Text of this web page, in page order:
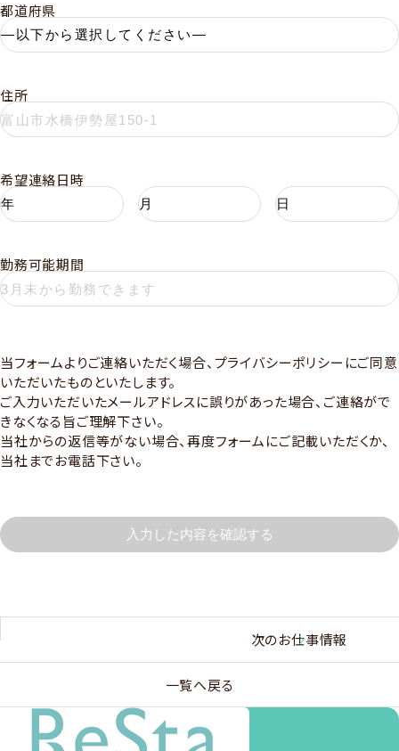
都道府県
住所
希望連絡日時
勤務可能期間
当フォームよりご連絡いただく場合、プライバシーポリシーにご同意
いただいたものといたします。
ご⼊⼒いただいたメールアドレスに誤りがあった場合、ご連絡がで
きなくなる旨ご理解下さい。
当社からの返信等がない場合、再度フォームにご記載いただくか、
当社までお電話下さい。
次のお仕事情報
一覧へ戻る